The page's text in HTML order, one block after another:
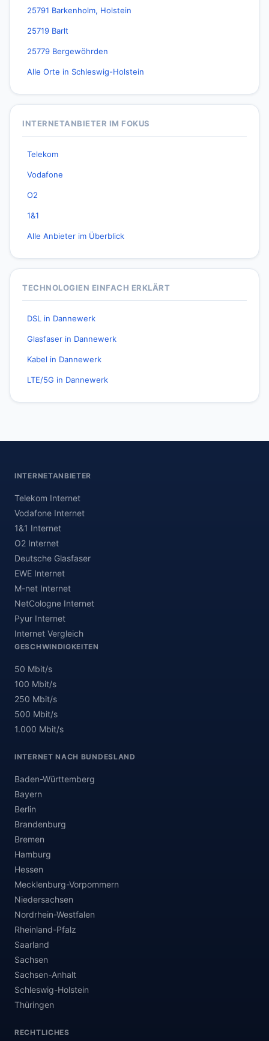
25791 Barkenholm, Holstein
25719 Barlt
25779 Bergewöhrden
Alle Orte in Schleswig-Holstein
INTERNETANBIETER IM FOKUS
Telekom
Vodafone
O2
1&1
Alle Anbieter im Überblick
TECHNOLOGIEN EINFACH ERKLÄRT
DSL in Dannewerk
Glasfaser in Dannewerk
Kabel in Dannewerk
LTE/5G in Dannewerk
INTERNETANBIETER
Telekom Internet
Vodafone Internet
1&1 Internet
O2 Internet
Deutsche Glasfaser
EWE Internet
M-net Internet
NetCologne Internet
Pyur Internet
Internet Vergleich
GESCHWINDIGKEITEN
50 Mbit/s
100 Mbit/s
250 Mbit/s
500 Mbit/s
1.000 Mbit/s
INTERNET NACH BUNDESLAND
Baden-Württemberg
Bayern
Berlin
Brandenburg
Bremen
Hamburg
Hessen
Mecklenburg-Vorpommern
Niedersachsen
Nordrhein-Westfalen
Rheinland-Pfalz
Saarland
Sachsen
Sachsen-Anhalt
Schleswig-Holstein
Thüringen
RECHTLICHES